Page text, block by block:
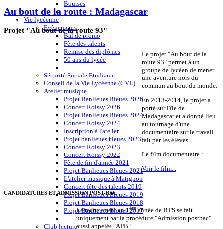
Bourses
Vie lycéenne
Evènements
Bal de promo
Fête des talents
Remise des diplômes
50 ans du lycée
Sécurité Sociale Etudiante
Conseil de la Vie Lycéenne (CVL)
Atelier musique
Projet Banlieues Bleues 2026
Concert Roissy 2026
Projet Banlieues Bleues 2024
Concert Roissy 2024
Inscription à l'atelier
Projet banlieues bleues 2023
Concert Roissy 2023
Concert Roissy 2022
Fête de fin d'année 2021
Projet Banlieues Bleues 2021
L'atelier musique à Matignon
Concert fête des talents 2019
Projet Banlieues Bleues 2019
Projet Banlieues Bleues 2018
Projet Banlieues Bleues 2017
Club lecture
Au bout de la route : Madagascar
Projet "Au bout de la route 93"
Le projet "Au bout de la
route 93" permet à un
groupe de lycéen de mener
une aventure hors du
commun au bout du monde.
En 2013-2014, le projet a
porté sur l'île de
Madagascar et a donné lieu
au tournage d'une
documentaire sur le travail
fait par les élèves.
Le film documentaire :
Voir le film...
CANDIDATURES ET ADMISSION POST-BAC
Le recrutement en 1èreannée de BTS se fait
uniquement par la procédure "Admission postbac"
aussi appelée "APB".